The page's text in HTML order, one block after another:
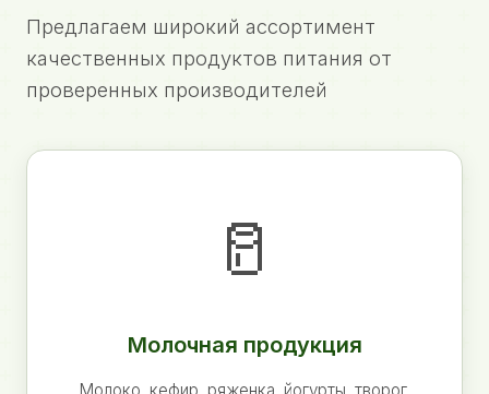
Предлагаем широкий ассортимент
качественных продуктов питания от
проверенных производителей
🥛
Молочная продукция